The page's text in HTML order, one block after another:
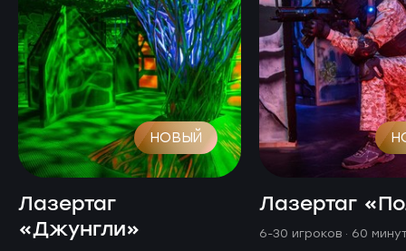
НОВЫЙ
Лазертаг
«Джунгли»
Лазертаг
6-30 игроков · 60